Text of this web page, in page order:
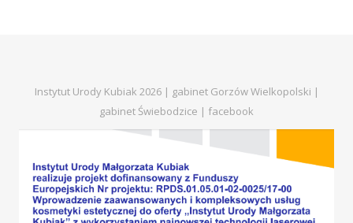
Instytut Urody Kubiak 2026 | gabinet Gorzów Wielkopolski |
gabinet Świebodzice | facebook